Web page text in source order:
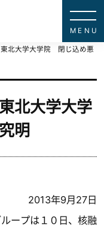
北大学大学院 閉じ込め悪
北大学大学
明
2013年9月27日
ープは１０日、核融